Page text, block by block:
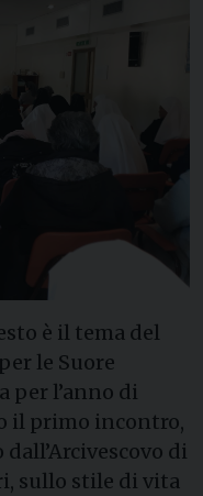
è il tema del
le Suore
per l’anno di
il primo incontro,
di
sullo stile di vita